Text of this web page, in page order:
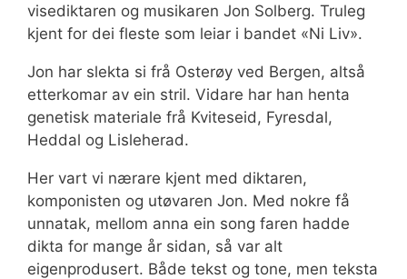
visediktaren og musikaren Jon Solberg. Truleg
kjent for dei fleste som leiar i bandet «Ni Liv».
Jon har slekta si frå Osterøy ved Bergen, altså
etterkomar av ein stril. Vidare har han henta
genetisk materiale frå Kviteseid, Fyresdal,
Heddal og Lisleherad.
Her vart vi nærare kjent med diktaren,
komponisten og utøvaren Jon. Med nokre få
unnatak, mellom anna ein song faren hadde
dikta for mange år sidan, så var alt
eigenprodusert. Både tekst og tone, men teksta